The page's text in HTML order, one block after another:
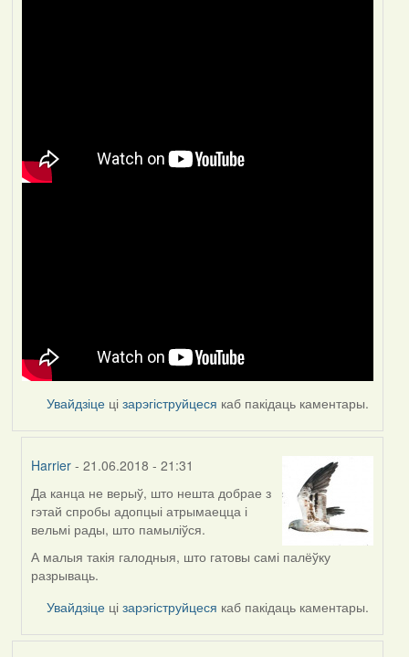
Увайдзіце цізарэгіструйцеся каб пакідаць каментары.
Harrier - 21.06.2018 - 21:31
In
reply
to
by
Feather
Да канца не верыў, што нешта добрае з
гэтай спробы адопцыі атрымаецца і
вельмі рады, што памыліўся.
А малыя такія галодныя, што гатовы самі палёўку
разрываць.
Увайдзіце цізарэгіструйцеся каб пакідаць каментары.